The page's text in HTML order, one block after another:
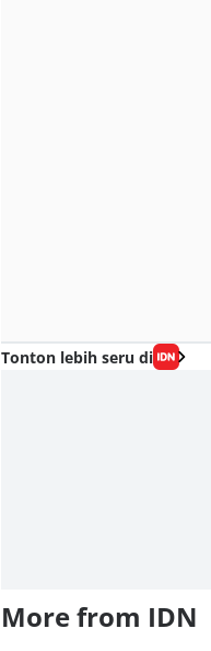
Tonton lebih seru di
More from IDN